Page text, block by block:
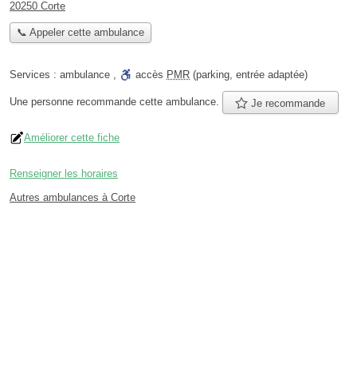
20250 Corte
📞 Appeler cette ambulance
Services : ambulance , accès PMR (parking, entrée adaptée)
Une personne recommande cette ambulance. Je recommande
Améliorer cette fiche
Renseigner les horaires
Autres ambulances à Corte